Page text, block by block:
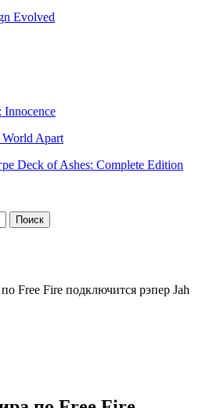
Evolved
Innocence
Apart
Deck of Ashes: Complete Edition
Free Fire подключится рэпер Jah